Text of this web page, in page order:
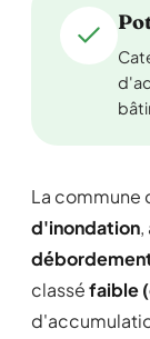
La commune
d'inondation,
classéfaible